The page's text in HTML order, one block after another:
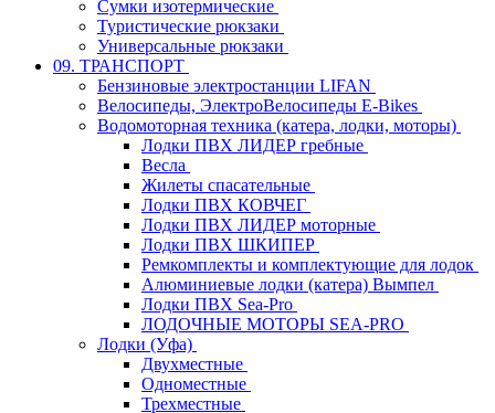
Сумки изотермические
Туристические рюкзаки
Универсальные рюкзаки
09. ТРАНСПОРТ
Бензиновые электростанции LIFAN
Велосипеды, ЭлектроВелосипеды E-Bikes
Водомоторная техника (катера, лодки, моторы)
Лодки ПВХ ЛИДЕР гребные
Весла
Жилеты спасательные
Лодки ПВХ КОВЧЕГ
Лодки ПВХ ЛИДЕР моторные
Лодки ПВХ ШКИПЕР
Ремкомплекты и комплектующие для лодок
Алюминиевые лодки (катера) Вымпел
Лодки ПВХ Sea-Pro
ЛОДОЧНЫЕ МОТОРЫ SEA-PRO
Лодки (Уфа)
Двухместные
Одноместные
Трехместные